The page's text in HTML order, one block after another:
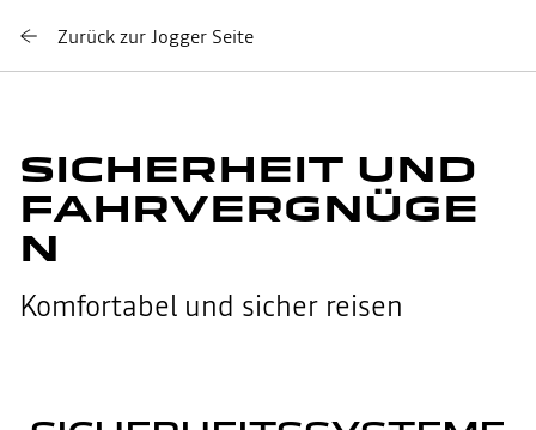
Zurück zur Jogger Seite
SICHERHEIT UND
FAHRVERGNÜGE
N
Komfortabel und sicher reisen